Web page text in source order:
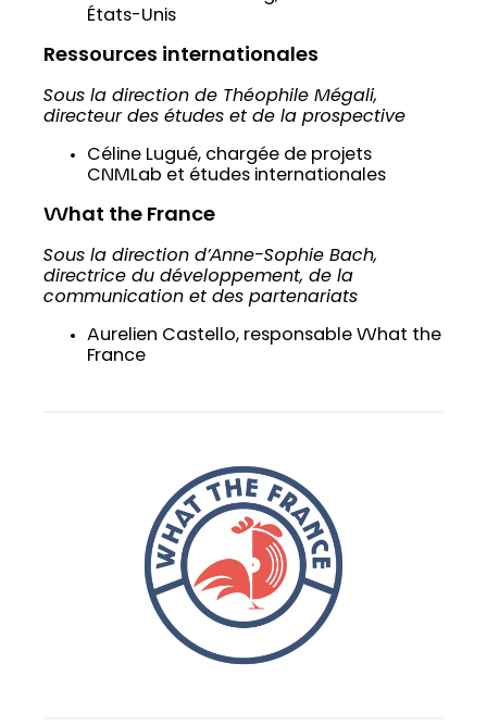
États-Unis
Ressources internationales
Sous la direction de Théophile Mégali,
directeur des études et de la prospective
Céline Lugué, chargée de projets
CNMLab et études internationales
What the France
Sous la direction d’Anne-Sophie Bach,
directrice du développement, de la
communication et des partenariats
Aurelien Castello, responsable What the
France